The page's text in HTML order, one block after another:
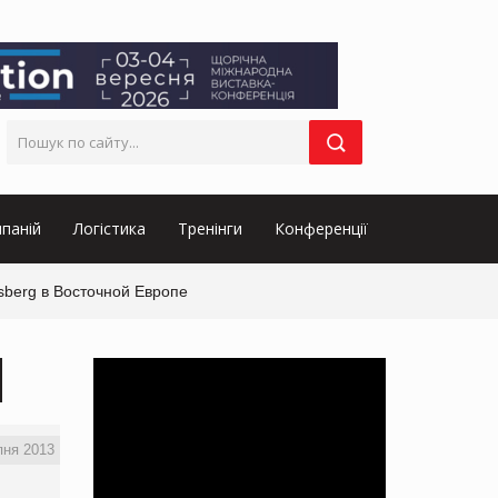
Логістика Тренінги Конференції
в Восточной Европе
2013